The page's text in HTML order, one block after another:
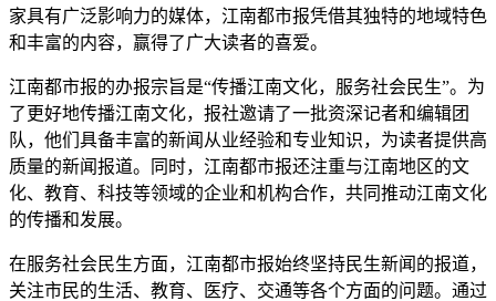
家具有广泛影响力的媒体，江南都市报凭借其独特的地域特色
和丰富的内容，赢得了广大读者的喜爱。
江南都市报的办报宗旨是“传播江南文化，服务社会民生”。为
了更好地传播江南文化，报社邀请了一批资深记者和编辑团
队，他们具备丰富的新闻从业经验和专业知识，为读者提供高
质量的新闻报道。同时，江南都市报还注重与江南地区的文
化、教育、科技等领域的企业和机构合作，共同推动江南文化
的传播和发展。
在服务社会民生方面，江南都市报始终坚持民生新闻的报道，
关注市民的生活、教育、医疗、交通等各个方面的问题。通过